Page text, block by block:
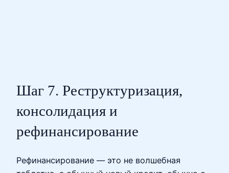
Шаг 7. Реструктуризация,
консолидация и
рефинансирование
Рефинансирование — это не волшебная